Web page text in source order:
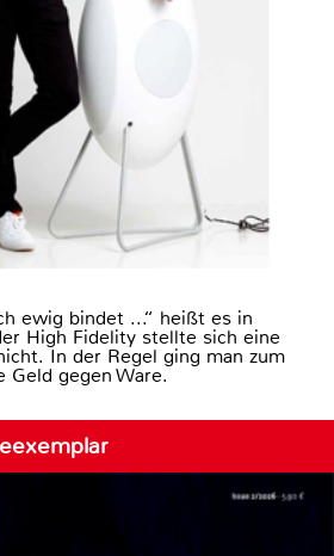
ewig bindet ...“ heißt es in
High Fidelity stellte sich eine
In der Regel ging man zum
Geld gegen Ware.